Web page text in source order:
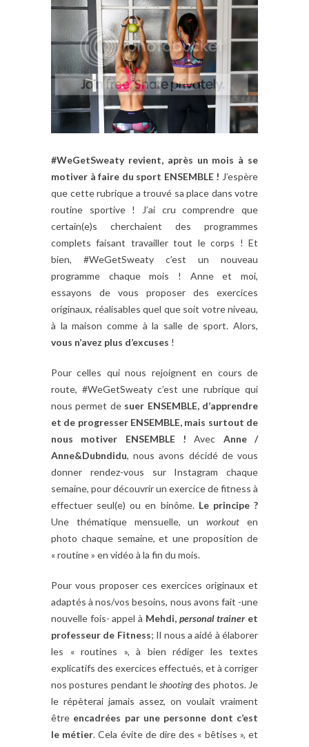
#WeGetSweaty revient, après un mois à se
motiver à faire du sport ENSEMBLE ! J’espère
que cette rubrique a trouvé sa place dans votre
routine sportive ! J’ai cru comprendre que
certain(e)s cherchaient des programmes
complets faisant travailler tout le corps ! Et
bien, #WeGetSweaty c’est un nouveau
programme chaque mois ! Anne et moi,
essayons de vous proposer des exercices
originaux, réalisables quel que soit votre niveau,
à la maison comme à la salle de sport. Alors,
vous n’avez plus d’excuses !
Pour celles qui nous rejoignent en cours de
route, #WeGetSweaty c’est une rubrique qui
nous permet de suer ENSEMBLE, d’apprendre
et de progresser ENSEMBLE, mais surtout de
nous motiver ENSEMBLE ! Avec Anne /
Anne&Dubndidu, nous avons décidé de vous
donner rendez-vous sur Instagram chaque
semaine, pour découvrir un exercice de fitness à
effectuer seul(e) ou en binôme. Le principe ?
Une thématique mensuelle, unworkout en
photo chaque semaine, et une proposition de
« routine » en vidéo à la fin du mois.
Pour vous proposer ces exercices originaux et
adaptés à nos/vos besoins, nous avons fait -une
nouvelle fois- appel à Mehdi, personal traineret
professeur de Fitness; Il nous a aidé à élaborer
les « routines », à bien rédiger les textes
explicatifs des exercices effectués, et à corriger
nos postures pendant leshootingdes photos. Je
le répèterai jamais assez, on voulait vraiment
être encadrées par une personne dont c’est
le métier. Cela évite de dire des « bêtises », et